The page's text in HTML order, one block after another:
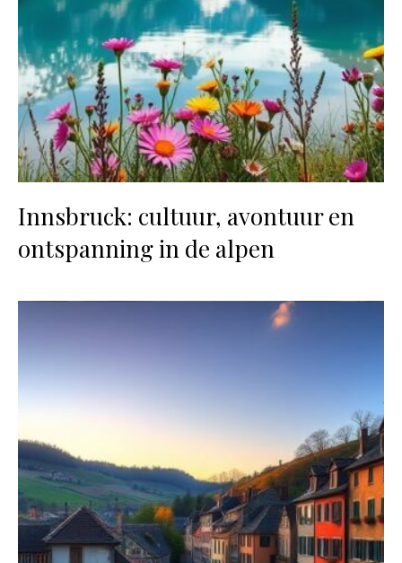
Innsbruck: cultuur, avontuur en
ontspanning in de alpen